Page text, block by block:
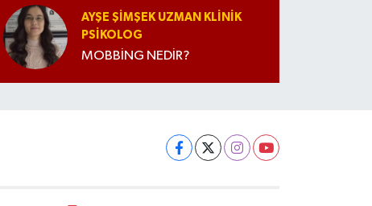
AYŞE ŞIMŞEK UZMAN KLINIK
PSIKOLOG
MOBBİNG NEDİR?